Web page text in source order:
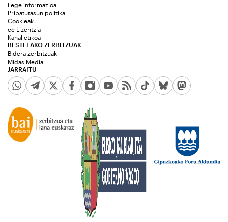
JARRAITU
Lege informazioa
Pribatutasun politika
Cookieak
cc Lizentzia
Kanal etikoa
BESTELAKO ZERBITZUAK
Bidera zerbitzuak
Midas Media